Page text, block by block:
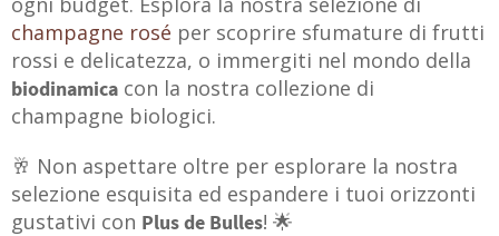
champagne rosé per scoprire sfumature di frutti
rossi e delicatezza, o immergiti nel mondo della
biodinamica con la nostra collezione di
champagne biologici.
🥂 Non aspettare oltre per esplorare la nostra
selezione esquisita ed espandere i tuoi orizzonti
gustativi con Plus de Bulles! 🌟